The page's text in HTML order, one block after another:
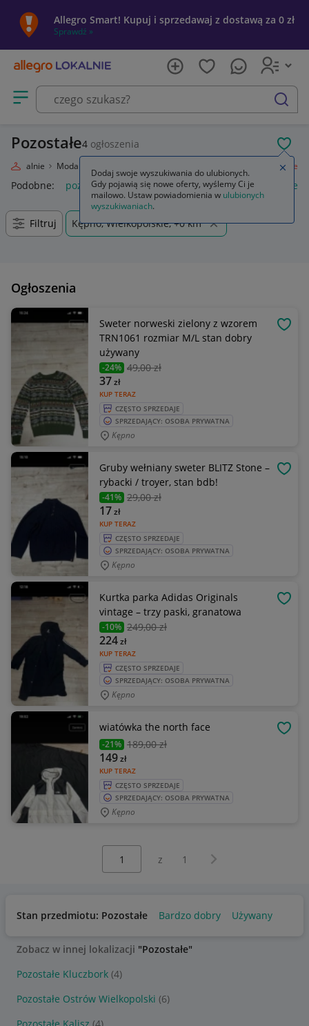
Allegro Smart! Kupuj i sprzedawaj z dostawą za 0 zł
Sprawdź »
Otwórz menu z kategoriami
szukaj
Pozostałe4 ogłoszenia
Lokalnie Moda Pozostałe
Podobne: pozostałe łóżka pozostałe pozostałe miasta i
Filtruj Kępno, Wielkopolskie, +0 km
Ogłoszenia
Sweter norweski zielony z wzorem
TRN1061 rozmiar M/L stan dobry
używany
-24% 49,00 zł
KUP TERAZ
37zł
CZĘSTO SPRZEDAJE
SPRZEDAJĄCY: OSOBA PRYWATNA
Kępno
Gruby wełniany sweter BLITZ Stone –
rybacki / troyer, stan bdb!
-41% 29,00 zł
KUP TERAZ
17zł
CZĘSTO SPRZEDAJE
SPRZEDAJĄCY: OSOBA PRYWATNA
Kępno
Kurtka parka Adidas Originals
vintage – trzy paski, granatowa
-10% 249,00 zł
KUP TERAZ
224zł
CZĘSTO SPRZEDAJE
SPRZEDAJĄCY: OSOBA PRYWATNA
Kępno
wiatówka the north face
-21% 189,00 zł
KUP TERAZ
149zł
CZĘSTO SPRZEDAJE
SPRZEDAJĄCY: OSOBA PRYWATNA
Kępno
z 1 Następna strona
Stan przedmiotu: Pozostałe Bardzo dobry Używany
Zobacz w innej lokalizacji "Pozostałe"
Pozostałe Kluczbork (4)
Pozostałe Ostrów Wielkopolski (6)
Dodaj swoje wyszukiwania do ulubionych.
Gdy pojawią się nowe oferty, wyślemy Ci je
mailowo. Ustaw powiadomienia w ulubionych
wyszukiwaniach.